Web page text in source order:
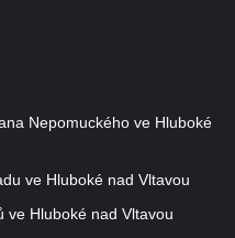
Nepomuckého ve Hluboké
ve Hluboké nad Vltavou
ve Hluboké nad Vltavou